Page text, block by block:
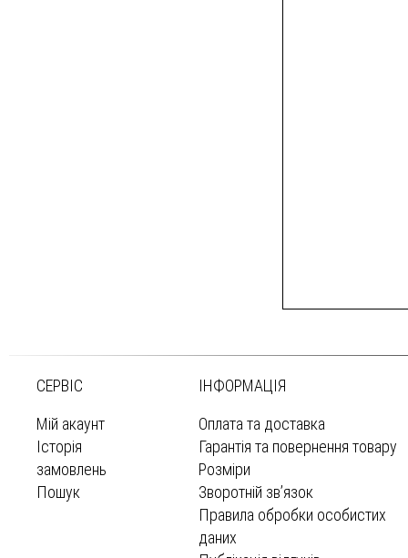
СЕРВІС
Мій акаунт
Історія
замовлень
Пошук
ІНФОРМАЦІЯ
Оплата та доставка
Гарантія та повернення товару
Розміри
Зворотній зв’язок
Правила обробки особистих
даних